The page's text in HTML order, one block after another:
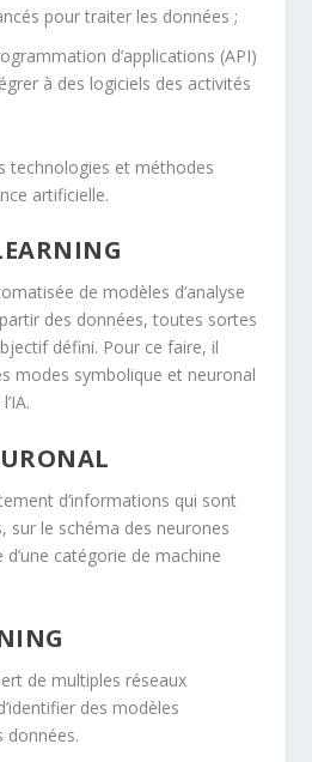
pour traiter les données ;
d’applications (API)
à des logiciels des activités
technologies et méthodes
artificielle.
de modèles d’analyse
des données, toutes sortes
défini. Pour ce faire, il
modes symbolique et neuronal
d’informations qui sont
sur le schéma des neurones
d’une catégorie de machine
de multiples réseaux
des modèles
données.